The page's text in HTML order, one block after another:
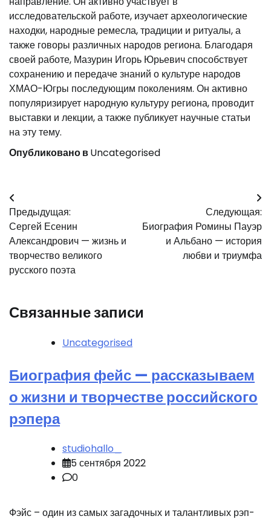
исследовательской работе, изучает археологические
находки, народные ремесла, традиции и ритуалы, а
также говоры различных народов региона. Благодаря
своей работе, Мазурин Игорь Юрьевич способствует
сохранению и передаче знаний о культуре народов
ХМАО-Югры последующим поколениям. Он активно
популяризирует народную культуру региона, проводит
выставки и лекции, а также публикует научные статьи
на эту тему.
Опубликовано вUncategorised
Навигация
по
записям
Предыдущая:
Сергей Есенин
Александрович — жизнь и
творчество великого
русского поэта
Следующая:
Биография Ромины Пауэр
и Альбано — история
любви и триумфа
Связанные записи
Uncategorised
Биография фейс — рассказываем
о жизни и творчестве российского
рэпера
studiohallo_
5 сентября 2022
0
Фэйс – один из самых загадочных и талантливых рэп-